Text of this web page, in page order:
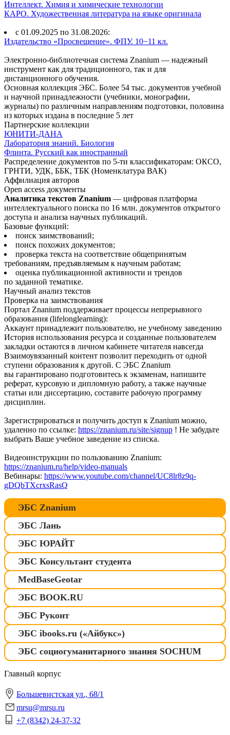
Интеллект. Химия и химические технологии
КАРО. Художественная литература на языке оригинала
с 01.09.2025 по 31.08.2026:
Издательство «Просвещение». ФПУ. 10−11 кл.
Электронно-библиотечная система Znanium — надежный
инструмент как для традиционного, так и для
дистанционного обучения.
Основная коллекция ЭБС. Более 54 тыс. документов учебной
и научной принадлежности (учебники, монографии,
журналы) по различным направлениям подготовки, половина
из которых издана в последние 5 лет
Партнерские коллекции
ЮНИТИ-ДАНА
Лаборатория знаний. Биология
Флинта. Русский как иностранный
Распределение документов по 5-ти классификаторам: ОКСО,
ГРНТИ, УДК, ББК, ТБК (Номенклатура ВАК)
Аффилиация авторов
Open access документы
Аналитика текстов Znanium — цифровая платформа
интеллектуального поиска по 16 млн. документов открытого
доступа и анализа научных публикаций.
Базовые функций:
поиск заимствований;
поиск похожих документов;
проверка текста на соответствие общепринятым
требованиям, предъявляемым к научным работам;
оценка публикационной активности и трендов
по заданной тематике.
Научный анализ текстов
Проверка на заимствования
Портал Znanium поддерживает процессы непрерывного
образования (lifelonglearning):
Аккаунт принадлежит пользователю, не учебному заведению
История использования ресурса и созданные пользователем
закладки остаются в личном кабинете читателя навсегда
Взаимоувязанный контент позволит переходить от одной
ступени образования к другой. С ЭБС Znanium
вы гарантировано подготовитесь к экзаменам, напишите
реферат, курсовую и дипломную работу, а также научные
статьи или диссертацию, составите рабочую программу
дисциплин.
Зарегистрироваться и получить доступ к Znanium можно,
удаленно по ссылке: https://znanium.ru/site/signup ! Не забудьте
выбрать Ваше учебное заведение из списка.
Видеоинструкции по пользованию Znanium:
https://znanium.ru/help/video-manuals
Вебинары: https://www.youtube.com/channel/UC8lr8z9q-
gDQbTXcrxsRasQ
ЭБС Znanium
ЭБС Лань
ЭБС ЮРАЙТ
ЭБС Консультант студента
MedBasеGeotar
ЭБС BOOK.RU
ЭБС Руконт
ЭБС ibooks.ru («Айбукс»)
ЭБС социогуманитарного знания SOCHUM
Главный корпус
Большевистская ул., 68/1
mrsu@mrsu.ru
+7 (8342) 24-37-32